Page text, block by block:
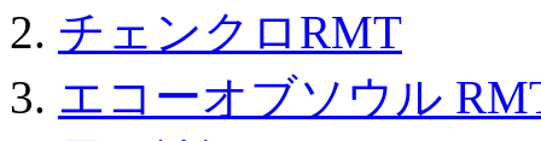
チェンクロRMT
エコーオブソウル